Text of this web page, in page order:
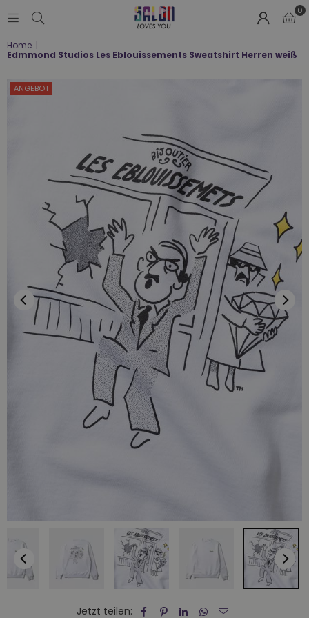
LOVES
YOU
0
Home |
Edmmond Studios Les Eblouissements Sweatshirt Herren weiß
ANGEBOT
Jetzt teilen: